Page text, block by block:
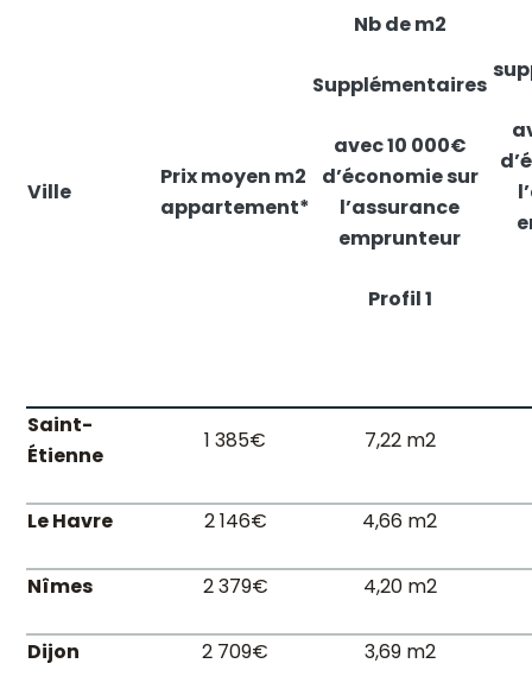
Ville
Prixmoyen m2
appartement*
Nb dem2
Supplémentaires
avec 10 000€
d’économie sur
l’assurance
emprunteur
Profil 1
Saint-
Étienne
1 385€ 7,22 m2
Le Havre 2 146€ 4,66 m2
Nîmes 2 379€ 4,20 m2
Dijon 2 709€ 3,69 m2